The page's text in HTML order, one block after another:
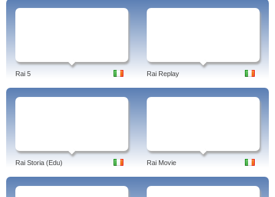
Rai 5 Rai Replay
Rai Storia (Edu) Rai Movie